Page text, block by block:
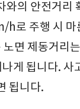
와의 안전거리
h로 주행 시 마
면 제동거리
게 됩니다. 사
됩니다.